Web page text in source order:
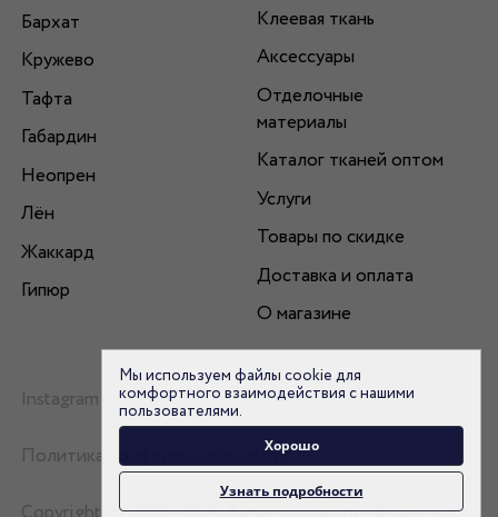
Бархат
Кружево
Тафта
Габардин
Неопрен
Лён
Жаккард
Гипюр
Клеевая ткань
Аксессуары
Отделочные
материалы
Каталог тканей оптом
Услуги
Товары по скидке
Доставка и оплата
О магазине
Instagram
Политика конфиденциальности
Мы используем файлы cookie для
комфортного взаимодействия с нашими
пользователями.
Хорошо
Узнать подробности